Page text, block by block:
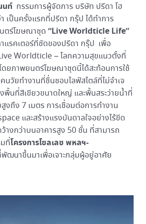
นท์ กรรมการผู้จัดการ บริษัท ปรีดา โฮ
เป็นครั้งแรกที่ปรีดา กรุ๊ป ได้ทำการ
ตร์โฆษณาชุด “Live Worldticle Life”
แรคเตอร์ที่ชัดของปรีดา กรุ๊ป เพื่อ
Worldticle – โลกความสุขแนวตั้งที่
ยภาพยนตร์โฆษณาชุดนี้ได้สะท้อนการใช้
วัยทำงานที่ชื่นชอบไลฟ์สไตล์ที่ไม่จำเจ
นที่สีเขียวขนาดใหญ่ และพื้นสระว่ายน้ำที่
งถึง 7 เมตร การเชื่อมต่อการทำงาน
และสร้างแรงบันดาลใจอย่างไร้ขีด
งกว่าบนอาคารสูง 50 ชั้น ที่สามารถ
ที่โครงการโซลเลซ พหลฯ-
ฒนาขึ้นมาเพื่อเจาะกลุ่มผู้อยู่อาศัย